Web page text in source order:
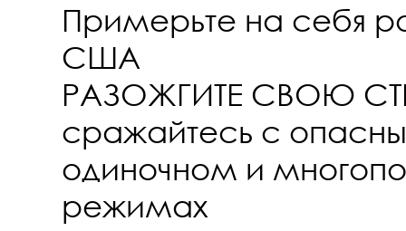
Примерьте на себя
США
РАЗОЖГИТЕ СВОЮ
сражайтесь с
одиночном и
режимах